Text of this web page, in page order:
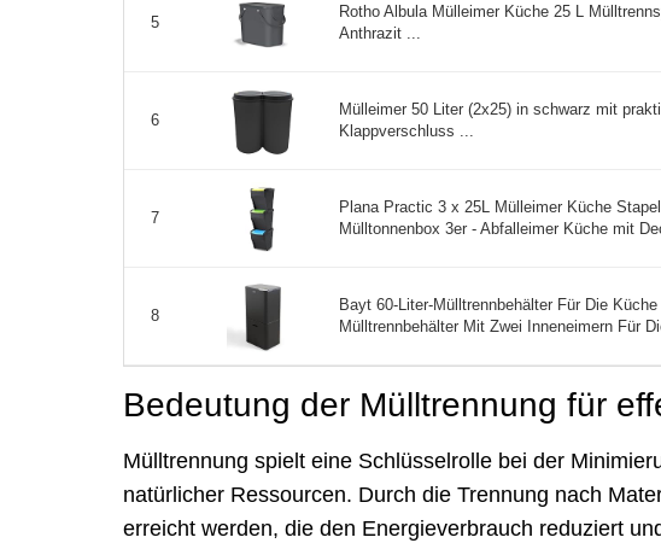
5
Rotho Albula Mülleimer Küche 25 L
Anthrazit ...
6
Mülleimer 50 Liter (2x25) in schwarz mit
Klappverschluss ...
7
Plana Practic 3 x 25L Mülleimer Küche
Mülltonnenbox 3er - Abfalleimer Küche mit
8
Bayt 60-Liter-Mülltrennbehälter Für Die
Mülltrennbehälter Mit Zwei Inneneimern Für
Bedeutung der Mülltrennung für
Mülltrennung spielt eine Schlüsselrolle bei der
natürlicher Ressourcen. Durch die Trennung nach
erreicht werden, die den Energieverbrauch reduziert